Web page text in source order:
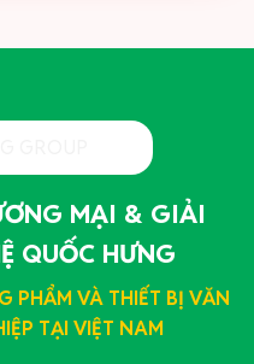
MẠI & GIẢI
QUỐC HƯNG
PHẨM VÀ THIẾT BỊ VĂN
TẠI VIỆT NAM